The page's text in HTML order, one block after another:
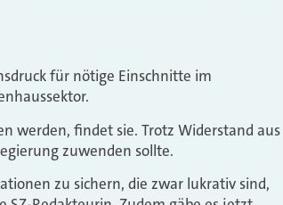
für nötige Einschnitte im
werden, findet sie. Trotz Widerstand aus
zuwenden sollte.
zu sichern, die zwar lukrativ sind,